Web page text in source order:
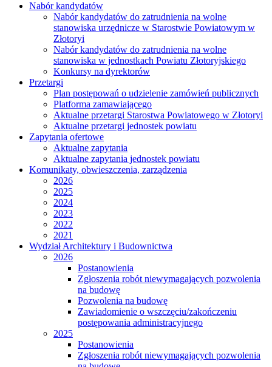
Nabór kandydatów
Nabór kandydatów do zatrudnienia na wolne
stanowiska urzędnicze w Starostwie Powiatowym w
Złotoryi
Nabór kandydatów do zatrudnienia na wolne
stanowiska w jednostkach Powiatu Złotoryjskiego
Konkursy na dyrektorów
Przetargi
Plan postępowań o udzielenie zamówień publicznych
Platforma zamawiającego
Aktualne przetargi Starostwa Powiatowego w Złotoryi
Aktualne przetargi jednostek powiatu
Zapytania ofertowe
Aktualne zapytania
Aktualne zapytania jednostek powiatu
Komunikaty, obwieszczenia, zarządzenia
2026
2025
2024
2023
2022
2021
Wydział Architektury i Budownictwa
2026
Postanowienia
Zgłoszenia robót niewymagających pozwolenia
na budowę
Pozwolenia na budowę
Zawiadomienie o wszczęciu/zakończeniu
postępowania administracyjnego
2025
Postanowienia
Zgłoszenia robót niewymagających pozwolenia